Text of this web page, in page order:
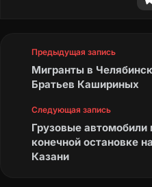
Предыдущая запись
Мигранты в
Братьев Кашириных
Следующая запись
Грузовые
конечной остановке
Казани